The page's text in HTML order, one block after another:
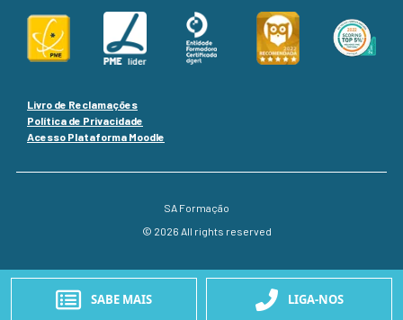
Livro de Reclamações
Política de Privacidade
Acesso Plataforma Moodle
SA Formação
© 2026 All rights reserved
SABE MAIS LIGA-NOS